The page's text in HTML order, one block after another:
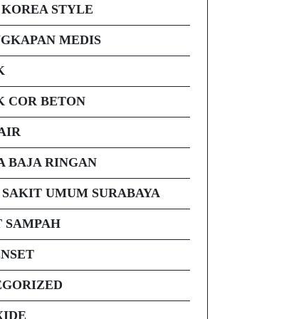
STYLE
MEDIS
COR BETON
BAJA RINGAN
UMUM SURABAYA
SAMPAH